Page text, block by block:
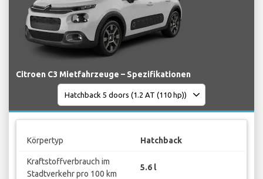
Citroen C3 Mietfahrzeuge – Spezifikationen
Körpertyp Hatchback
Kraftstoffverbrauch im
Stadtverkehr pro 100 km
5.6 l